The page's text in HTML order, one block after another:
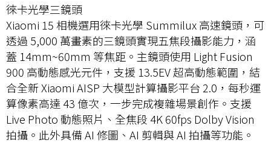
徠卡光學三鏡頭
Xiaomi 15 相機選用徠卡光學 Summilux 高速鏡頭，可
透過 5,000 萬畫素的三鏡頭實現五焦段攝影能力，涵
蓋 14mm~60mm 等焦距。主鏡頭使用 Light Fusion
900 高動態感光元件，支援 13.5EV 超高動態範圍，結
合全新 Xiaomi AISP 大模型計算攝影平台 2.0，每秒運
算像素高達 43 億次，一步完成複雜場景創作。支援
Live Photo 動態照片、全焦段 4K 60fps Dolby Vision
拍攝。此外具備 AI 修圖、AI 剪輯與 AI 拍攝等功能。